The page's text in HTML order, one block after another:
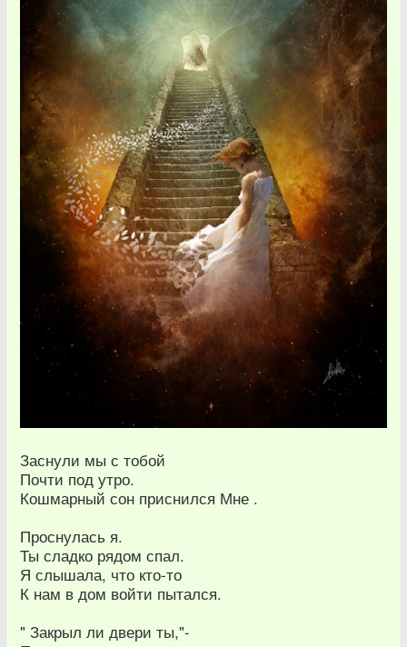
Заснули мы с тобой
Почти под утро.
Кошмарный сон приснился Мне .
Проснулась я.
Ты сладко рядом спал.
Я слышала, что кто-то
К нам в дом войти пытался.
" Закрыл ли двери ты,"-